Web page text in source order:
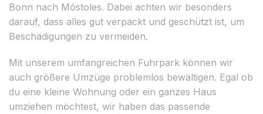
Bonn nach Móstoles. Dabei achten wir besonders
darauf, dass alles gut verpackt und geschützt ist, um
Beschädigungen zu vermeiden.
Mit unserem umfangreichen Fuhrpark können wir
auch größere Umzüge problemlos bewältigen. Egal ob
du eine kleine Wohnung oder ein ganzes Haus
umziehen möchtest, wir haben das passende